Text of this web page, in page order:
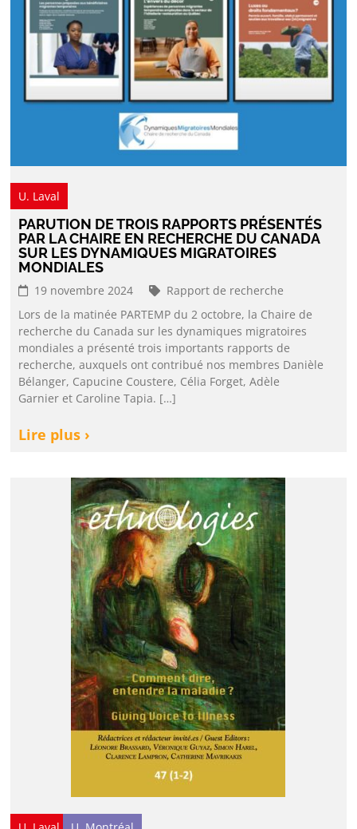
U. Laval
PARUTION DE TROIS RAPPORTS PRÉSENTÉS
PAR LA CHAIRE EN RECHERCHE DU CANADA
SUR LES DYNAMIQUES MIGRATOIRES
MONDIALES
19 novembre 2024
Rapport de recherche
Lors de la matinée PARTEMP du 2 octobre, la Chaire de
recherche du Canada sur les dynamiques migratoires
mondiales a présenté trois importants rapports de
recherche, auxquels ont contribué nos membres Danièle
Bélanger, Capucine Coustere, Célia Forget, Adèle
Garnier et Caroline Tapia. […]
Lire plus ›